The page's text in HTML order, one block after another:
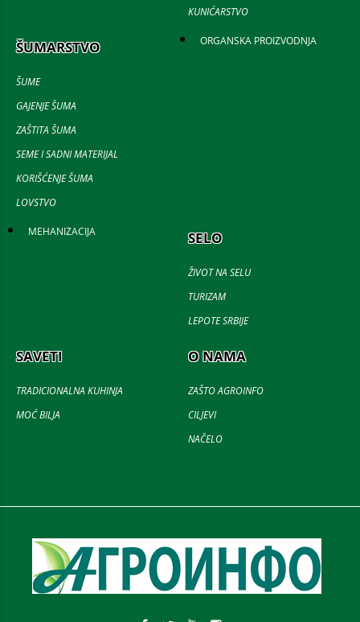
KUNIĆARSTVO
ŠUMARSTVO
ŠUME
GAJENJE ŠUMA
ZAŠTITA ŠUMA
SEME I SADNI MATERIJAL
KORIŠĆENJE ŠUMA
LOVSTVO
ORGANSKA PROIZVODNJA
MEHANIZACIJA SELO
ŽIVOT NA SELU
TURIZAM
LEPOTE SRBIJE
SAVETI
TRADICIONALNA KUHINJA
MOĆ BILJA
O NAMA
ZAŠTO AGROINFO
CILJEVI
NAČELO